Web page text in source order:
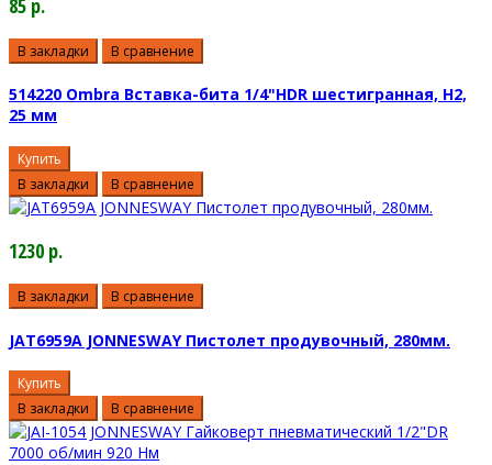
В закладки В сравнение
514220 Ombra Вставка-бита 1/4"HDR шестигранная, H2,
25 мм
Купить
В закладки
В сравнение
1230 р.
В закладки В сравнение
JAT6959A JONNESWAY Пистолет продувочный, 280мм.
Купить
В закладки
В сравнение